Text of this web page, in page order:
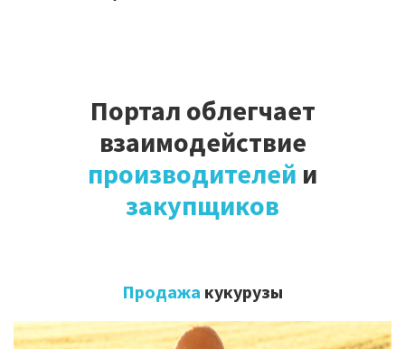
Портал облегчает
взаимодействие
производителей и
закупщиков
Продажа кукурузы